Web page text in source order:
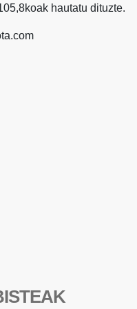
hautatu dituzte.